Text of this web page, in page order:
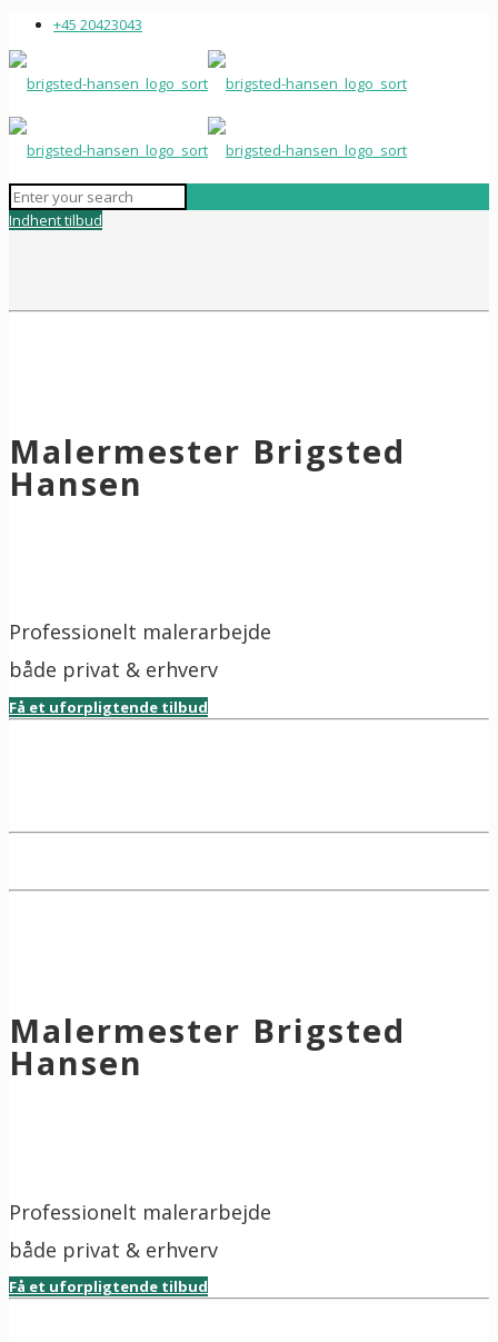
+45 20423043
Indhent tilbud
Malermester Brigsted
Hansen
Professionelt malerarbejde
både privat & erhverv
Få et uforpligtende tilbud
Malermester Brigsted
Hansen
Professionelt malerarbejde
både privat & erhverv
Få et uforpligtende tilbud